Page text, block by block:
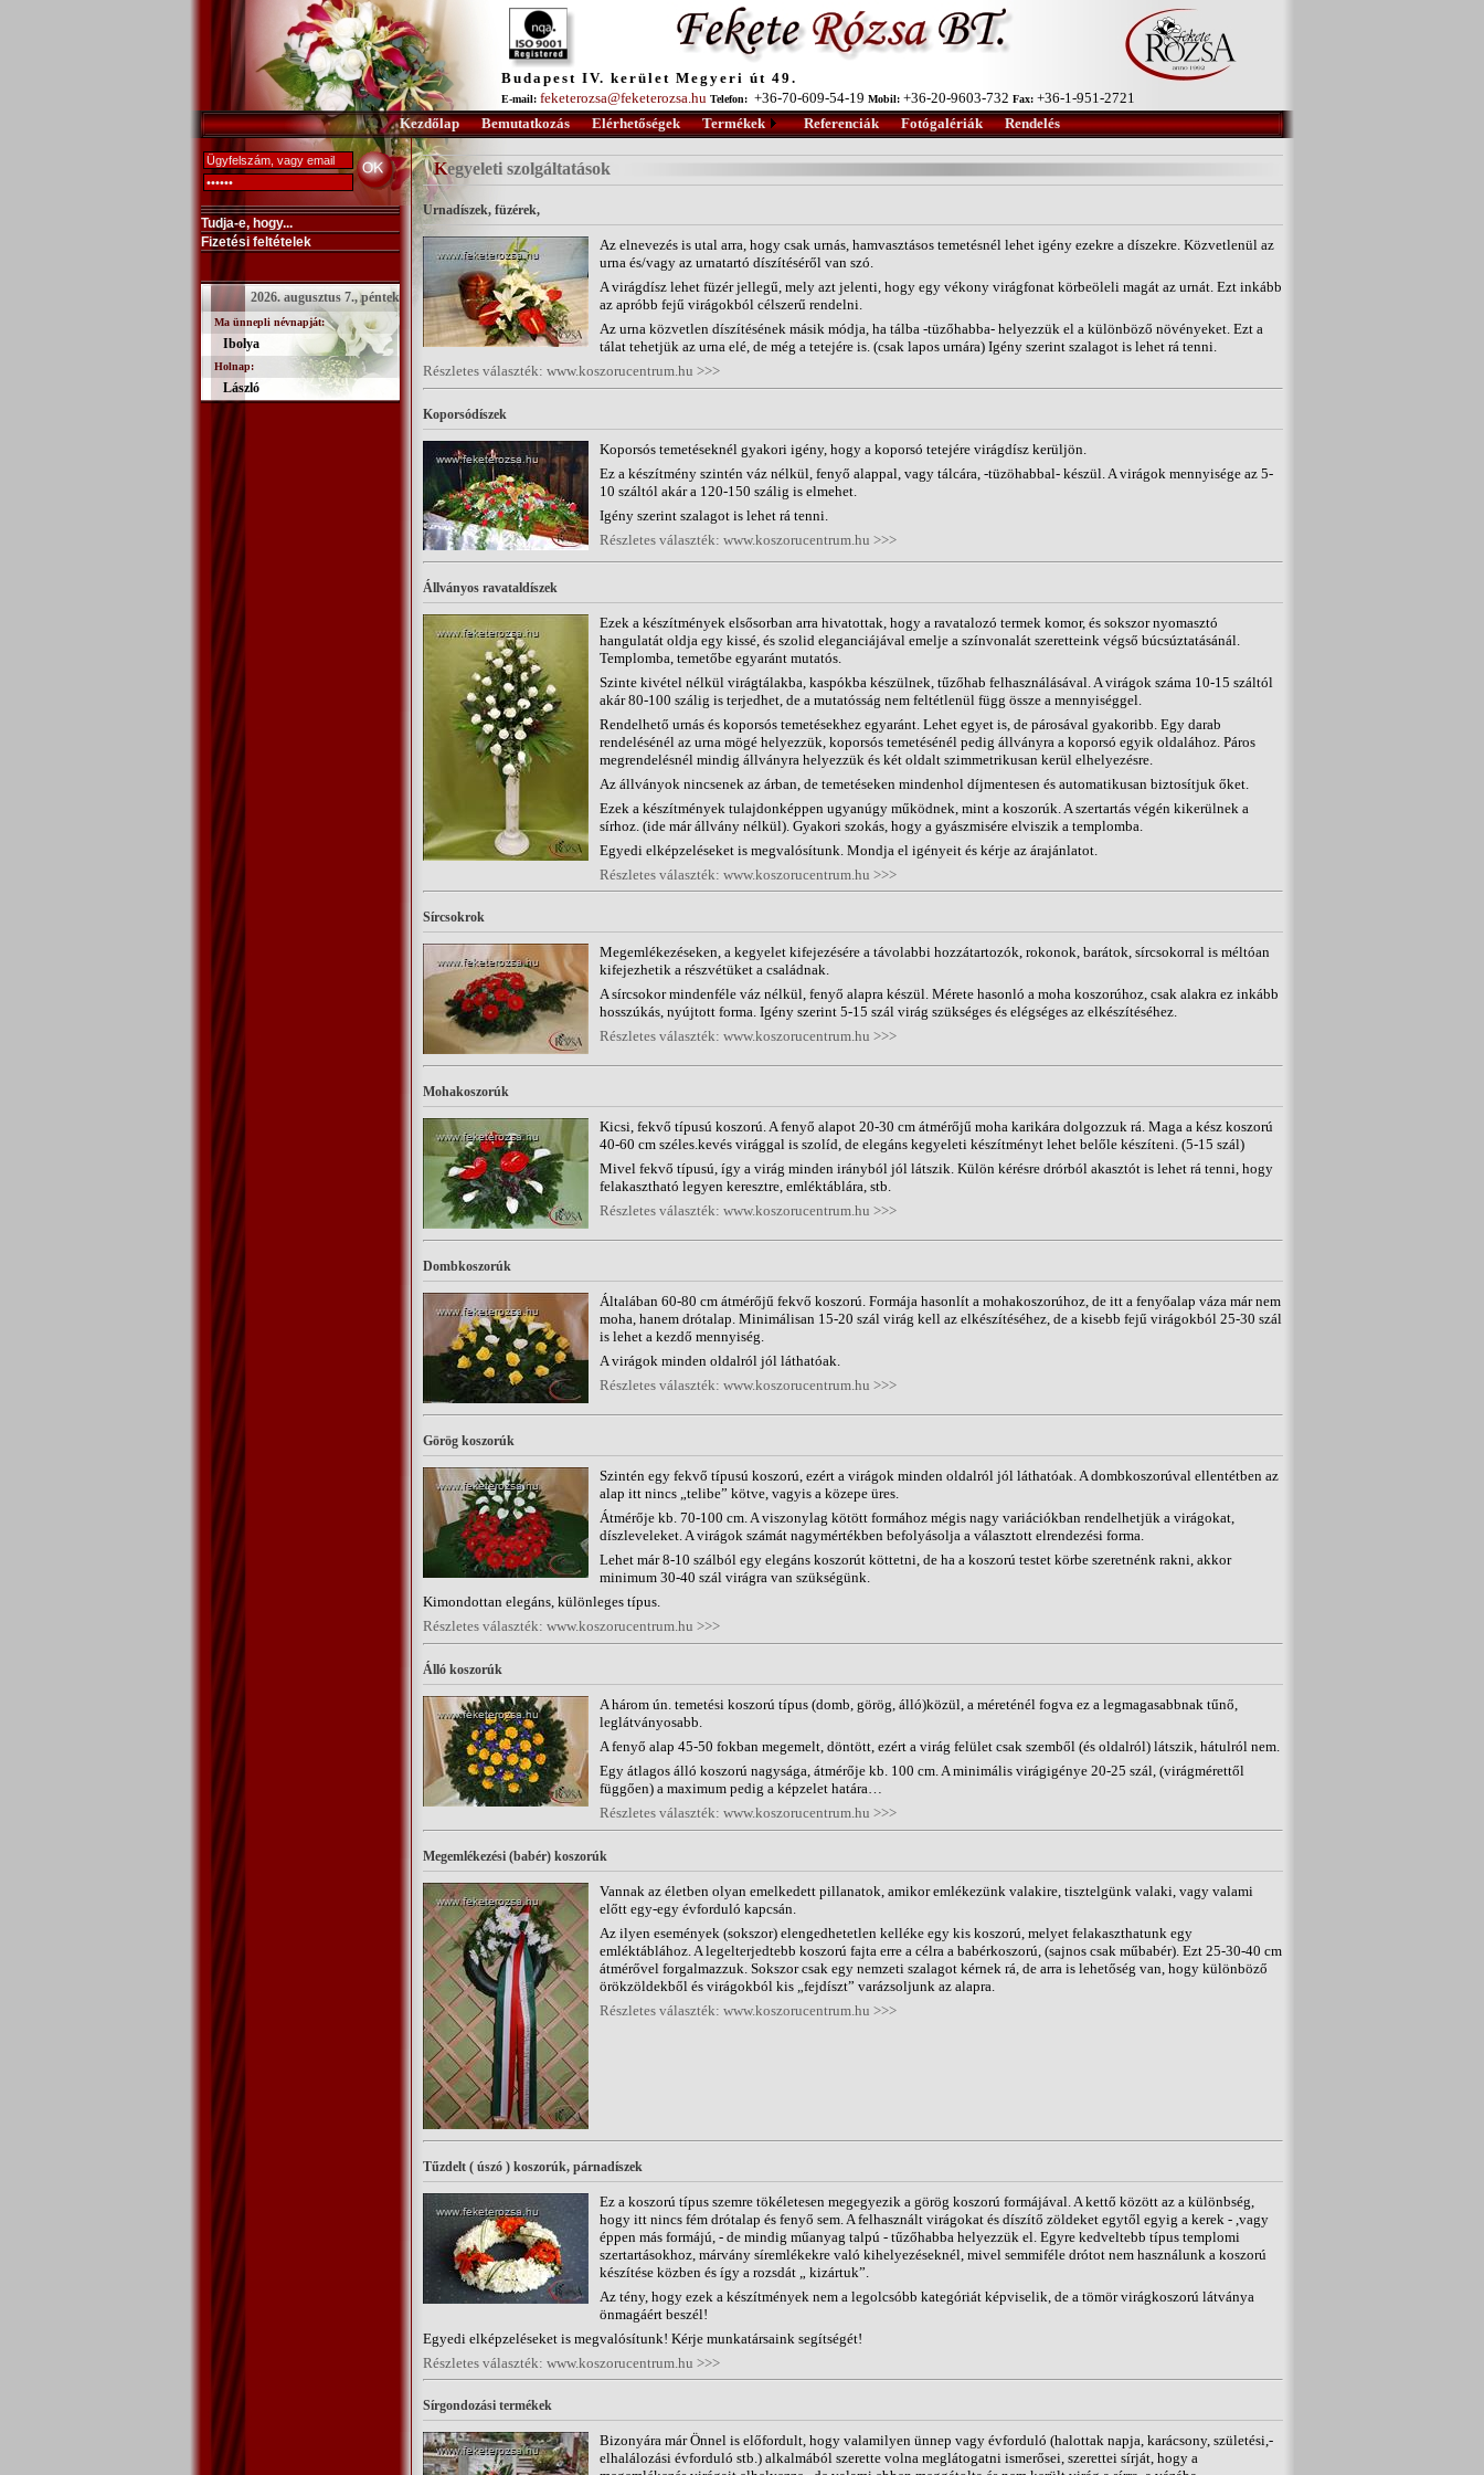
Budapest IV. kerület Megyeri út 49.
E-mail: feketerozsa@feketerozsa.hu Telefon: +36-70-609-54-19 Mobil: +36-20-9603-732 Fax: +36-1-951-2721
Kezdőlap
Bemutatkozás Elérhetőségek Termékek Referenciák Fotógalériák Rendelés
Tudja-e, hogy...
Fizetési feltételek
2026. augusztus 7., péntek
Ma ünnepli névnapját:
Ibolya
Holnap:
László
Kegyeleti szolgáltatások
Urnadíszek, füzérek,
Az elnevezés is utal arra, hogy csak urnás, hamvasztásos temetésnél lehet igény ezekre a díszekre. Közvetlenül az
urna és/vagy az urnatartó díszítéséről van szó.
A virágdísz lehet füzér jellegű, mely azt jelenti, hogy egy vékony virágfonat körbeöleli magát az urnát. Ezt inkább
az apróbb fejű virágokból célszerű rendelni.
Az urna közvetlen díszítésének másik módja, ha tálba -tüzőhabba- helyezzük el a különböző növényeket. Ezt a
tálat tehetjük az urna elé, de még a tetejére is. (csak lapos urnára) Igény szerint szalagot is lehet rá tenni.
Részletes választék: www.koszorucentrum.hu >>>
Koporsódíszek
Koporsós temetéseknél gyakori igény, hogy a koporsó tetejére virágdísz kerüljön.
Ez a készítmény szintén váz nélkül, fenyő alappal, vagy tálcára, -tüzöhabbal- készül. A virágok mennyisége az 5-
10 száltól akár a 120-150 szálig is elmehet.
Igény szerint szalagot is lehet rá tenni.
Részletes választék: www.koszorucentrum.hu >>>
Állványos ravataldíszek
Ezek a készítmények elsősorban arra hivatottak, hogy a ravatalozó termek komor, és sokszor nyomasztó
hangulatát oldja egy kissé, és szolid eleganciájával emelje a színvonalát szeretteink végső búcsúztatásánál.
Templomba, temetőbe egyaránt mutatós.
Szinte kivétel nélkül virágtálakba, kaspókba készülnek, tűzőhab felhasználásával. A virágok száma 10-15 száltól
akár 80-100 szálig is terjedhet, de a mutatósság nem feltétlenül függ össze a mennyiséggel.
Rendelhető urnás és koporsós temetésekhez egyaránt. Lehet egyet is, de párosával gyakoribb. Egy darab
rendelésénél az urna mögé helyezzük, koporsós temetésénél pedig állványra a koporsó egyik oldalához. Páros
megrendelésnél mindig állványra helyezzük és két oldalt szimmetrikusan kerül elhelyezésre.
Az állványok nincsenek az árban, de temetéseken mindenhol díjmentesen és automatikusan biztosítjuk őket.
Ezek a készítmények tulajdonképpen ugyanúgy működnek, mint a koszorúk. A szertartás végén kikerülnek a
sírhoz. (ide már állvány nélkül). Gyakori szokás, hogy a gyászmisére elviszik a templomba.
Egyedi elképzeléseket is megvalósítunk. Mondja el igényeit és kérje az árajánlatot.
Részletes választék: www.koszorucentrum.hu >>>
Sírcsokrok
Megemlékezéseken, a kegyelet kifejezésére a távolabbi hozzátartozók, rokonok, barátok, sírcsokorral is méltóan
kifejezhetik a részvétüket a családnak.
A sírcsokor mindenféle váz nélkül, fenyő alapra készül. Mérete hasonló a moha koszorúhoz, csak alakra ez inkább
hosszúkás, nyújtott forma. Igény szerint 5-15 szál virág szükséges és elégséges az elkészítéséhez.
Részletes választék: www.koszorucentrum.hu >>>
Mohakoszorúk
Kicsi, fekvő típusú koszorú. A fenyő alapot 20-30 cm átmérőjű moha karikára dolgozzuk rá. Maga a kész koszorú
40-60 cm széles.kevés virággal is szolíd, de elegáns kegyeleti készítményt lehet belőle készíteni. (5-15 szál)
Mivel fekvő típusú, így a virág minden irányból jól látszik. Külön kérésre drórból akasztót is lehet rá tenni, hogy
felakasztható legyen keresztre, emléktáblára, stb.
Részletes választék: www.koszorucentrum.hu >>>
Dombkoszorúk
Általában 60-80 cm átmérőjű fekvő koszorú. Formája hasonlít a mohakoszorúhoz, de itt a fenyőalap váza már nem
moha, hanem drótalap. Minimálisan 15-20 szál virág kell az elkészítéséhez, de a kisebb fejű virágokból 25-30 szál
is lehet a kezdő mennyiség.
A virágok minden oldalról jól láthatóak.
Részletes választék: www.koszorucentrum.hu >>>
Görög koszorúk
Szintén egy fekvő típusú koszorú, ezért a virágok minden oldalról jól láthatóak. A dombkoszorúval ellentétben az
alap itt nincs „telibe” kötve, vagyis a közepe üres.
Átmérője kb. 70-100 cm. A viszonylag kötött formához mégis nagy variációkban rendelhetjük a virágokat,
díszleveleket. A virágok számát nagymértékben befolyásolja a választott elrendezési forma.
Lehet már 8-10 szálból egy elegáns koszorút köttetni, de ha a koszorú testet körbe szeretnénk rakni, akkor
minimum 30-40 szál virágra van szükségünk.
Kimondottan elegáns, különleges típus.
Részletes választék: www.koszorucentrum.hu >>>
Álló koszorúk
A három ún. temetési koszorú típus (domb, görög, álló)közül, a méreténél fogva ez a legmagasabbnak tűnő,
leglátványosabb.
A fenyő alap 45-50 fokban megemelt, döntött, ezért a virág felület csak szemből (és oldalról) látszik, hátulról nem.
Egy átlagos álló koszorú nagysága, átmérője kb. 100 cm. A minimális virágigénye 20-25 szál, (virágmérettől
függően) a maximum pedig a képzelet határa…
Részletes választék: www.koszorucentrum.hu >>>
Megemlékezési (babér) koszorúk
Vannak az életben olyan emelkedett pillanatok, amikor emlékezünk valakire, tisztelgünk valaki, vagy valami
előtt egy-egy évforduló kapcsán.
Az ilyen események (sokszor) elengedhetetlen kelléke egy kis koszorú, melyet felakaszthatunk egy
emléktáblához. A legelterjedtebb koszorú fajta erre a célra a babérkoszorú, (sajnos csak műbabér). Ezt 25-30-40 cm
átmérővel forgalmazzuk. Sokszor csak egy nemzeti szalagot kérnek rá, de arra is lehetőség van, hogy különböző
örökzöldekből és virágokból kis „fejdíszt” varázsoljunk az alapra.
Részletes választék: www.koszorucentrum.hu >>>
Tűzdelt ( úszó ) koszorúk, párnadíszek
Ez a koszorú típus szemre tökéletesen megegyezik a görög koszorú formájával. A kettő között az a különbség,
hogy itt nincs fém drótalap és fenyő sem. A felhasznált virágokat és díszítő zöldeket egytől egyig a kerek - ,vagy
éppen más formájú, - de mindig műanyag talpú - tűzőhabba helyezzük el. Egyre kedveltebb típus templomi
szertartásokhoz, márvány síremlékekre való kihelyezéseknél, mivel semmiféle drótot nem használunk a koszorú
készítése közben és így a rozsdát „ kizártuk”.
Az tény, hogy ezek a készítmények nem a legolcsóbb kategóriát képviselik, de a tömör virágkoszorú látványa
önmagáért beszél!
Egyedi elképzeléseket is megvalósítunk! Kérje munkatársaink segítségét!
Részletes választék: www.koszorucentrum.hu >>>
Sírgondozási termékek
Bizonyára már Önnel is előfordult, hogy valamilyen ünnep vagy évforduló (halottak napja, karácsony, születési,-
elhalálozási évforduló stb.) alkalmából szerette volna meglátogatni ismerősei, szerettei sírját, hogy a